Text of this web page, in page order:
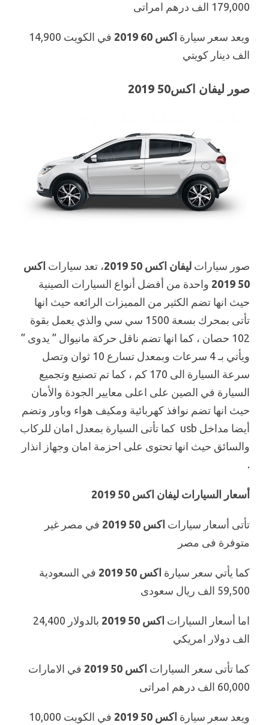
179,000 الف درهم امراتى
ويعد سعر سيارة اكس 60 2019
في الكويت 14,900
الف دينار كويتي
صور ليفان اكس50 2019
صور سيارات ليفان اكس 50 2019 ، تعد سيارات اكس
50 2019
واحدة من أفضل أنواع السيارات الصينية
حيث انها تضم الكثير من المميزات الرائعه حيث انها
تأتى بمحرك بسعة 1500 سي سي والذي يعمل بقوة
102 حصان ، كما انها تضم ناقل حركة مانيوال ” يدوى ”
ويأتي بـ 4 سرعات وبمعدل تسارع 10 ثوان وتصل
سرعة السيارة الى 170 كم ، كما تم تصنيع وتجميع
السيارة في الصين على اعلى معايير الجودة والأمان
حيث انها تضم نوافذ كهربائية ومكيف هواء وباور وتضم
أيضا مداخل usb كما تأتى السيارة بمعدل امان للركاب
والسائق حيث انها تحتوى على احزمة امان وجهاز انذار
.
أسعار السيارات ليفان اكس 50 2019
تأتى أسعار سيارات اكس 50 2019
في مصر غير
متوفرة فى مصر
كما يأتي سعر سيارة اكس 50 2019
في السعودية
59,500 الف ريال سعودى
اما أسعار السيارات اكس 50 2019
بالدولار 24,400
الف دولار امريكي
كما تأتى سعر السيارات اكس 50 2019
في الامارات
60,000 الف درهم امراتى
ويعد سعر سيارة اكس 50 2019
في الكويت 10,000